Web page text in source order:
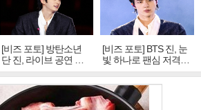
[비즈 포토] 방탄소년
단 진, 라이브 공연 중
빛나는 독보적 아우라
[비즈 포토] BTS 진, 눈
빛 하나로 팬심 저격…
독보적 카리스마